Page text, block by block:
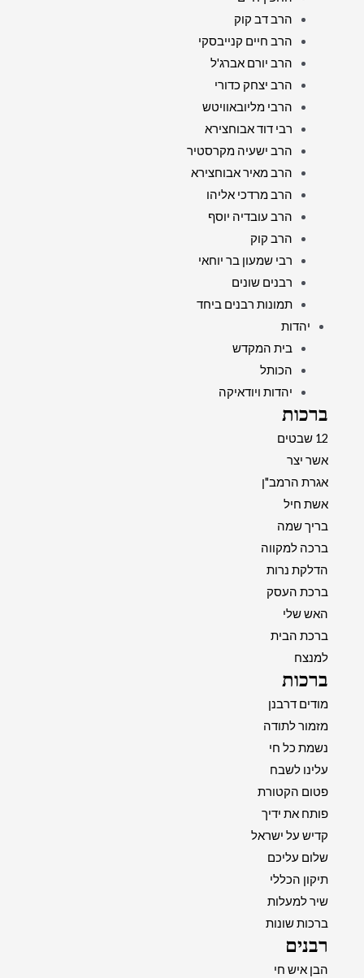
הרב דב קוק
הרב חיים קנייבסקי
הרב יורם אברג'ל
הרב יצחק כדורי
הרבי מליובאוויטש
רבי דוד אבוחצירא
הרב ישעיה מקרסטיר
הרב מאיר אבוחצירא
הרב מרדכי אליהו
הרב עובדיה יוסף
הרב קוק
רבי שמעון בר יוחאי
רבנים שונים
תמונות רבנים ביחד
יהדות
בית המקדש
הכותל
יהדות ויודאיקה
ברכות
12 שבטים
אשר יצר
אגרת הרמב"ן
אשת חיל
בריך שמה
ברכה למקווה
הדלקת נרות
ברכת העסק
האש שלי
ברכת הבית
למנצח
ברכות
מודים דרבנן
מזמור לתודה
נשמת כל חי
עלינו לשבח
פטום הקטורת
פותח את ידיך
קדיש על ישראל
שלום עליכם
תיקון הכללי
שיר למעלות
ברכות שונות
רבנים
הבן איש חי